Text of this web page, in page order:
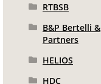
RTBSB
B&P Bertelli &
Partners
HELIOS
HDC